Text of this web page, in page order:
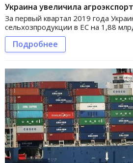
Украина увеличила
За первый квартал 2019 года
сельхозпродукции в ЕС на 1,88
Подробнее